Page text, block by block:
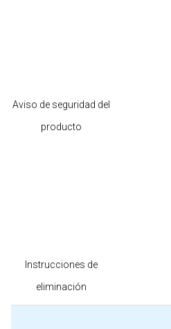
Aviso de seguridad del
producto
Instrucciones de
eliminación